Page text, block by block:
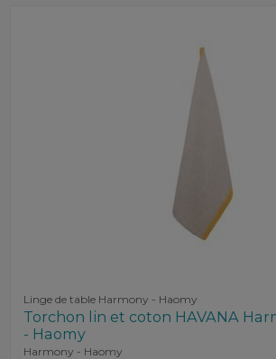
Linge de table Harmony - Haomy
Torchon lin et coton HAVANA
- Haomy
Harmony - Haomy